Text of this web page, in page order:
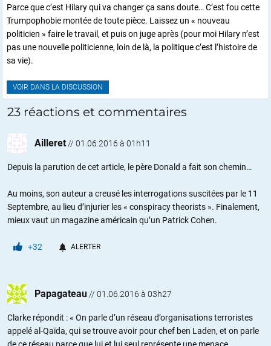
Parce que c’est Hilary qui va changer ça sans doute… C’est fou cette
Trumpophobie montée de toute pièce. Laissez un « nouveau
politicien » faire le travail, et puis on juge après (pour moi Hilary n’est
pas une nouvelle politicienne, loin de là, la politique c’est l’histoire de
sa vie).
VOIR DANS LA DISCUSSION
23 réactions et commentaires
Ailleret // 01.06.2016 à 01h11
Depuis la parution de cet article, le père Donald a fait son chemin…
Au moins, son auteur a creusé les interrogations suscitées par le 11
Septembre, au lieu d’injurier les « conspiracy theorists ». Finalement,
mieux vaut un magazine américain qu’un Patrick Cohen.
+32 ALERTER
Papagateau // 01.06.2016 à 03h27
Clarke répondit : « On parle d’un réseau d’organisations terroristes
appelé al-Qaïda, qui se trouve avoir pour chef ben Laden, et on parle